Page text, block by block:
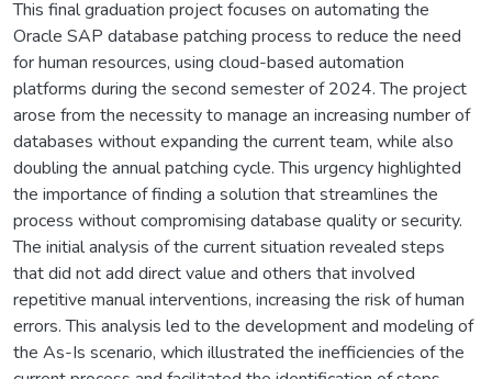
This final graduation project focuses on automating the
Oracle SAP database patching process to reduce the need
for human resources, using cloud-based automation
platforms during the second semester of 2024. The project
arose from the necessity to manage an increasing number of
databases without expanding the current team, while also
doubling the annual patching cycle. This urgency highlighted
the importance of finding a solution that streamlines the
process without compromising database quality or security.
The initial analysis of the current situation revealed steps
that did not add direct value and others that involved
repetitive manual interventions, increasing the risk of human
errors. This analysis led to the development and modeling of
the As-Is scenario, which illustrated the inefficiencies of the